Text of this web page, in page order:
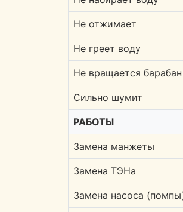
Не отжимает
Не греет воду
Не вращается барабан
Сильно шумит
РАБОТЫ
Замена манжеты
Замена ТЭНа
Замена насоса